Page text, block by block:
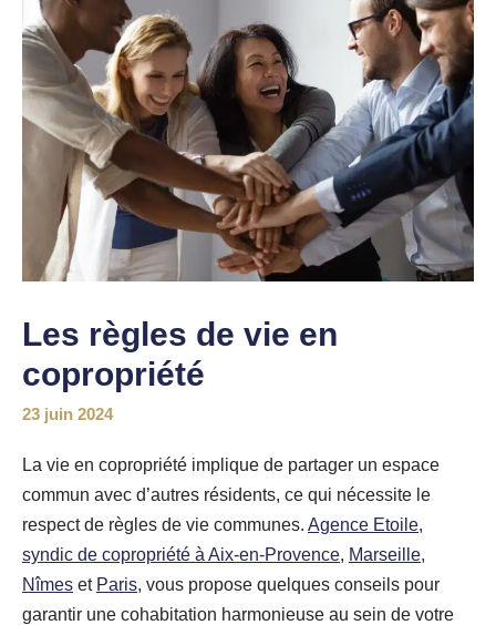
Les règles de vie en
copropriété
23 juin 2024
La vie en copropriété implique de partager un espace
commun avec d’autres résidents, ce qui nécessite le
respect de règles de vie communes. Agence Etoile,
syndic de copropriété à Aix-en-Provence, Marseille,
Nîmes et Paris, vous propose quelques conseils pour
garantir une cohabitation harmonieuse au sein de votre